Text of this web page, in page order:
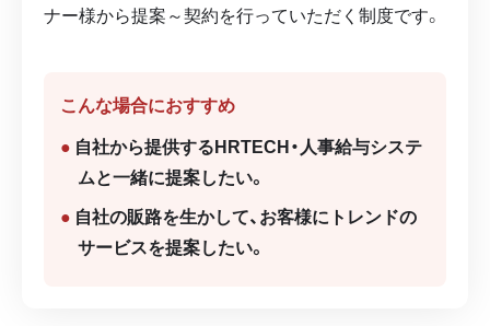
ナー様から提案～契約を行っていただく制度です。
こんな場合におすすめ
自社から提供するHRTECH・人事給与システ
ムと一緒に提案したい。
自社の販路を生かして、お客様にトレンドの
サービスを提案したい。